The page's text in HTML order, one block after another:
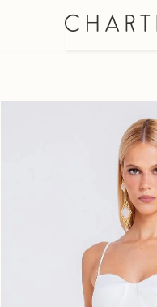
SHORT SAIA